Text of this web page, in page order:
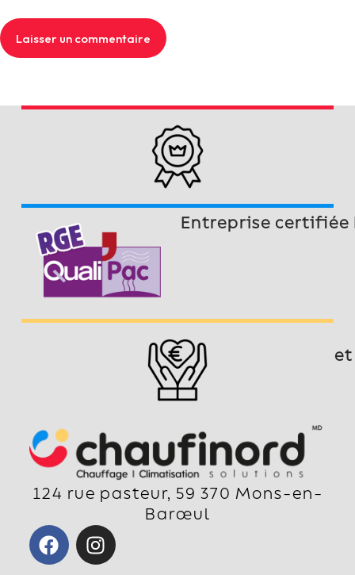
Laisser un commentaire
Entreprise certifiée
124 rue pasteur, 59 370 Mons-en-
Barœul